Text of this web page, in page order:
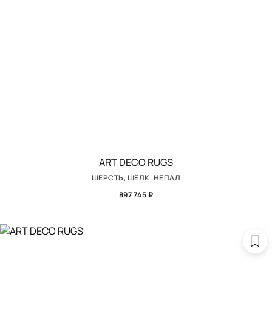
ART DECO RUGS
ШЕРСТЬ, ШЁЛК, НЕПАЛ
897 745 ₽